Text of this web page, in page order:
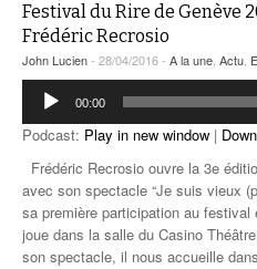
Festival du Rire de Genève
Frédéric Recrosio
John Lucien- 28/04/2016 - A la une, Actu,
Lecteur
audio
00:00
Podcast: Play in new window |
Frédéric Recrosio ouvre la 3e
avec son spectacle “Je suis vieux
sa première participation au festival
joue dans la salle du Casino
son spectacle, il nous accueille